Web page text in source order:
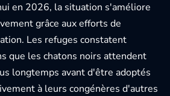
en 2026, la situation s'améliore
grâce aux efforts de
Les refuges constatent
que les chatons noirs attendent
longtemps avant d'être adoptés
à leurs congénères d'autres